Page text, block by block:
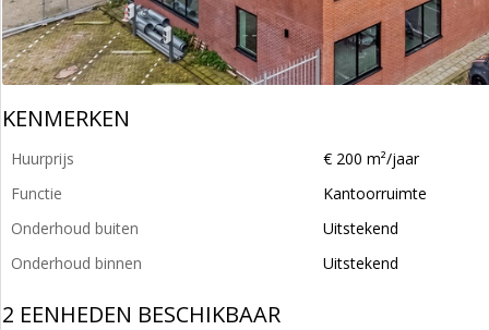
KENMERKEN
Huurprijs
€ 200 m²/jaar
Functie
Kantoorruimte
Onderhoud buiten
Uitstekend
Onderhoud binnen
Uitstekend
2 EENHEDEN BESCHIKBAAR